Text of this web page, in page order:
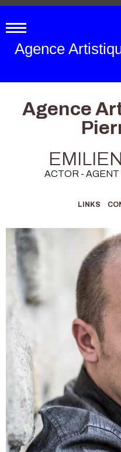
Agence
Agence
EMILIEN
ACTOR - AGENT
LINKS